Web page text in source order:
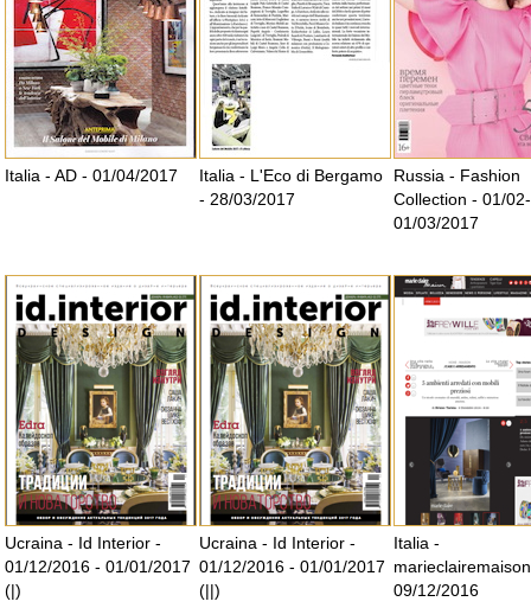
Italia - AD - 01/04/2017
Italia - L'Eco di Bergamo
- 28/03/2017
Russia - Fashion
Collection - 01/02-
01/03/2017
Ucraina - Id Interior -
01/12/2016 - 01/01/2017
(|)
Ucraina - Id Interior -
01/12/2016 - 01/01/2017
(||)
Italia -
09/12/2016